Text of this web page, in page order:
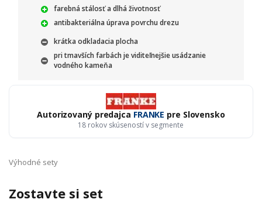
farebná stálosť a dlhá životnosť
antibakteriálna úprava povrchu drezu
krátka odkladacia plocha
pri tmavších farbách je viditeľnejšie usádzanie
vodného kameňa
Autorizovaný predajca FRANKE pre Slovensko
18 rokov skúseností v segmente
Výhodné sety
Zostavte si set